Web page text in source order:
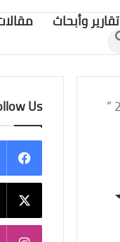
تقارير وأبحاث
بحث
عن
تقرير بيت التمويل الكويتى “بيتك” سوق العقار المحلي – الربع الثانى 2024 ” Us